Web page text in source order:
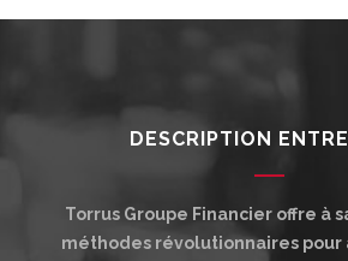
DESCRIPTION
Torrus Groupe Financier offre à
méthodes révolutionnaires